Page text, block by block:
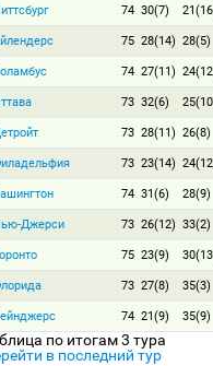
74 30(7)
75 28(14) 28(5)
74 27(11)
73 32(6)
73 28(11) 26(8)
73 23(14)
74 31(6) 28(9)
Джерси 73 26(12) 33(2)
75 23(9)
73 27(8) 35(3)
74 21(9) 35(9)
по итогам 3 тура
в последний тур